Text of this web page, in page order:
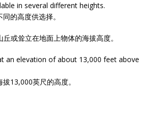
in several different heights.
的高度供选择。
或耸立在地面上物体的海拔高度。
an elevation of about 13,000 feet above
13,000英尺的高度。